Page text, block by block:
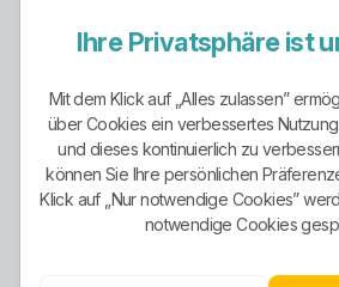
nicht sauber auseinanderhält,
Ein klar herausgestellter
in den geprüften offiziellen
Standardprodukt erkennbar.
Meter, Wallbox, Wärmepumpe
sollten daher gezielt nachfragen,
Ihre Privatsphäre ist
Mit dem Klick auf „Alles zulassen”
über Cookies ein verbessertes
und dieses kontinuierlich zu
können Sie Ihre persönlichen
Klick auf „Nur notwendige Cookies”
notwendige Cookies